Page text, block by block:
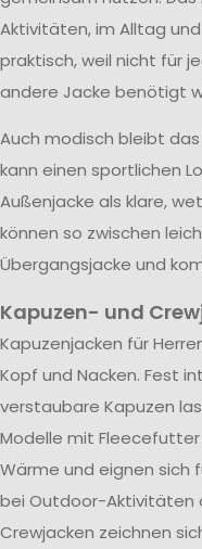
Aktivitäten, im Alltag
praktisch, weil nicht für
andere Jacke benötigt
Auch modisch bleibt
kann einen sportlichen
Außenjacke als klare,
können so zwischen
Übergangsjacke und
Kapuzen- und
Kapuzenjacken für
Kopf und Nacken. Fest
verstaubare Kapuzen
Modelle mit
Wärme und eignen sich
bei Outdoor-Aktivitäten
Crewjacken zeichnen